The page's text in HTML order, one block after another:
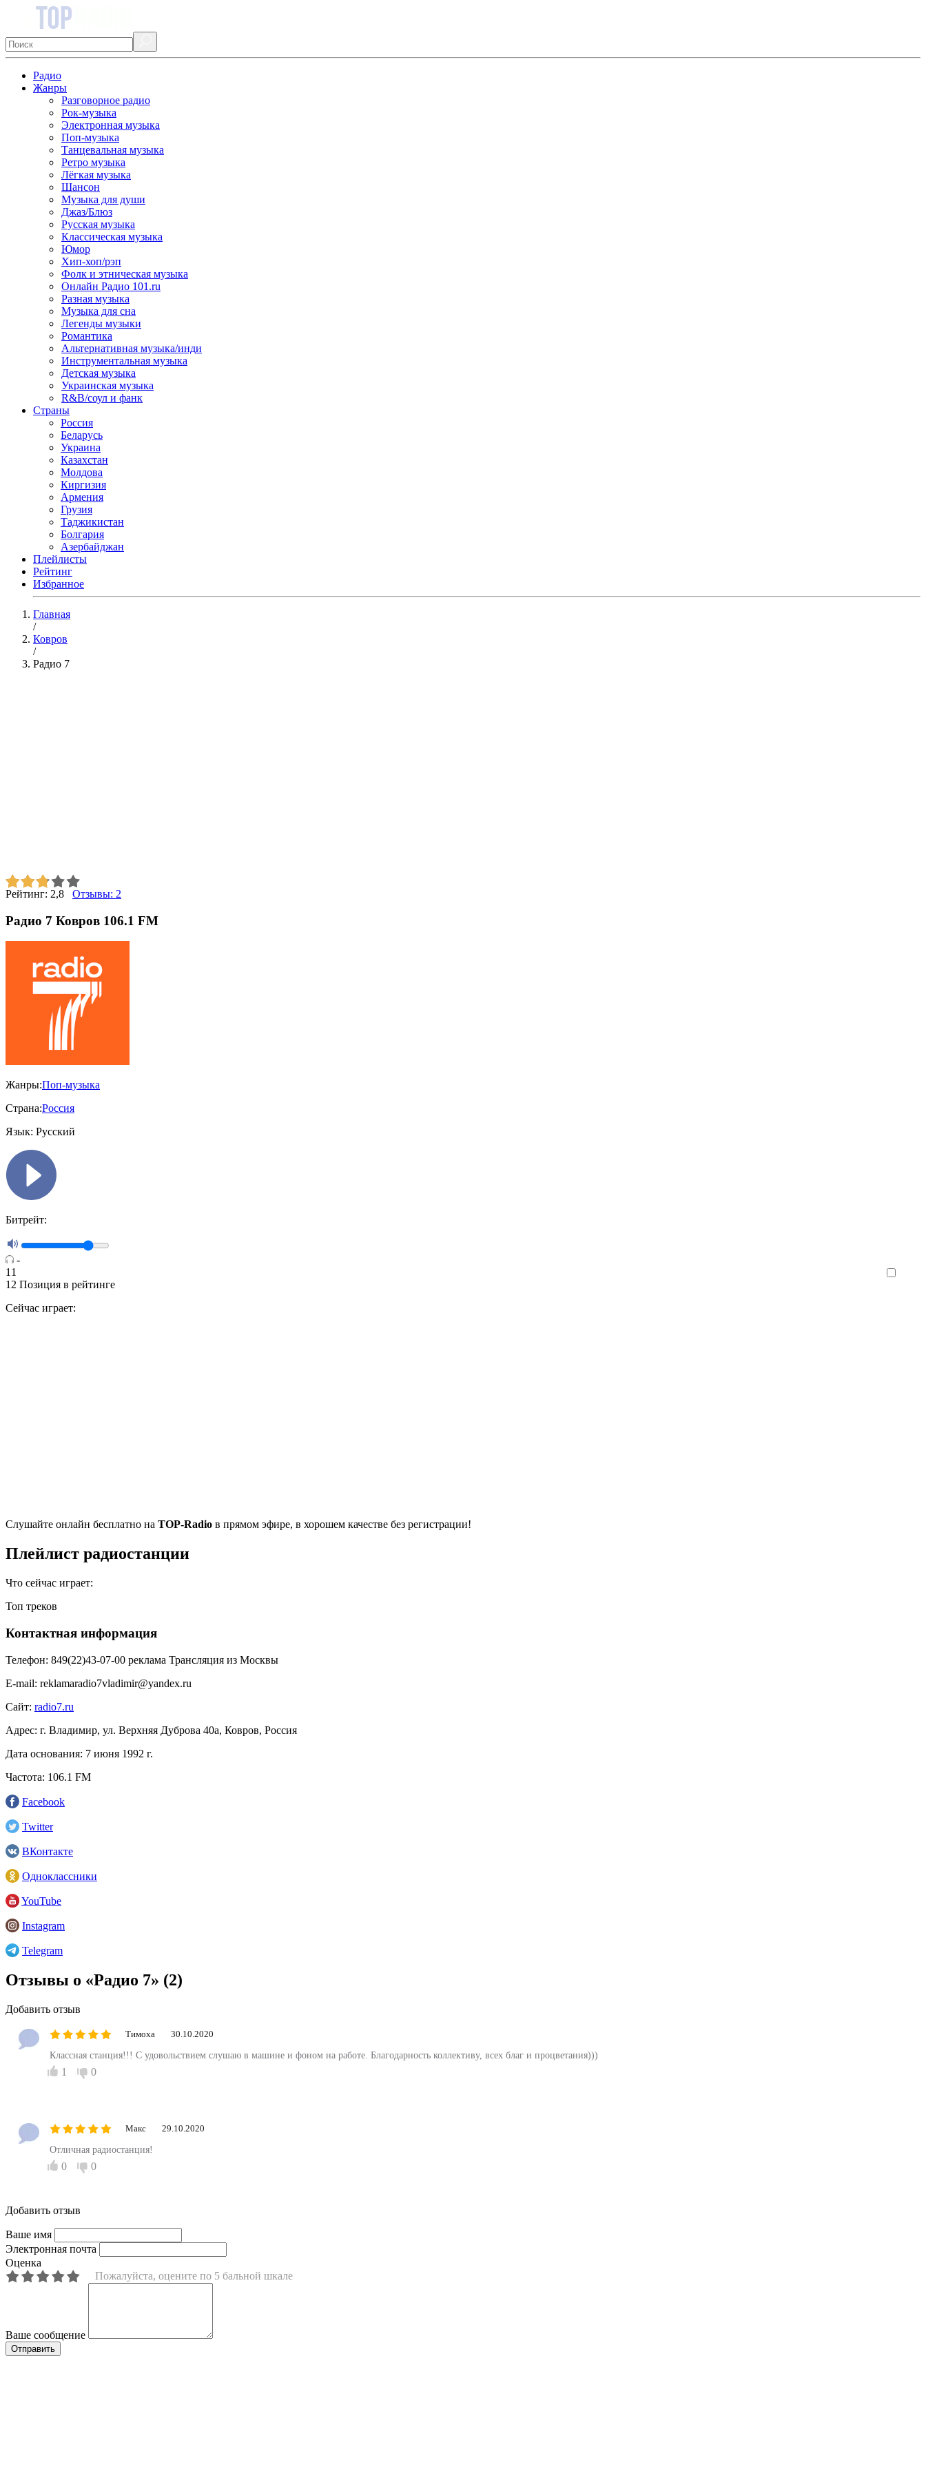
Радио
Жанры
Разговорное радио
Рок-музыка
Электронная музыка
Поп-музыка
Танцевальная музыка
Ретро музыка
Лёгкая музыка
Шансон
Музыка для души
Джаз/Блюз
Русская музыка
Классическая музыка
Юмор
Хип-хоп/рэп
Фолк и этническая музыка
Онлайн Радио 101.ru
Разная музыка
Музыка для сна
Легенды музыки
Романтика
Альтернативная музыка/инди
Инструментальная музыка
Детская музыка
Украинская музыка
R&B/cоул и фанк
Страны
Россия
Беларусь
Украина
Казахстан
Молдова
Киргизия
Армения
Грузия
Таджикистан
Болгария
Азербайджан
Плейлисты
Рейтинг
Избранное
Главная
/
Ковров
/
Радио 7
Рейтинг: 2,8 Отзывы: 2
Радио 7 Ковров 106.1 FM
Жанры:Поп-музыка
Страна:Россия
Язык: Русский
Битрейт:
-
11
12 Позиция в рейтинге
Сейчас играет:
Cлушайте онлайн бесплатно на TOP-Radio в прямом эфире, в хорошем качестве без регистрации!
Плейлист радиостанции
Что сейчас играет:
Топ треков
Контактная информация
Телефон: 849(22)43-07-00 реклама Трансляция из Москвы
E-mail: reklamaradio7vladimir@yandex.ru
Сайт: radio7.ru
Адрес: г. Владимир, ул. Верхняя Дуброва 40а, Ковров, Россия
Дата основания: 7 июня 1992 г.
Частота: 106.1 FM
Facebook
Twitter
ВКонтакте
Одноклассники
YouTube
Instagram
Telegram
Отзывы о «Радио 7» (2)
Добавить отзыв
Тимоха 30.10.2020
Классная станция!!! С удовольствием слушаю в машине и фоном на работе. Благодарность коллективу, всех благ и процветания)))
1 0
Макс 29.10.2020
Отличная радиостанция!
0 0
Добавить отзыв
Ваше имя
Электронная почта
Оценка
Пожалуйста, оцените по 5 бальной шкале
Ваше сообщение